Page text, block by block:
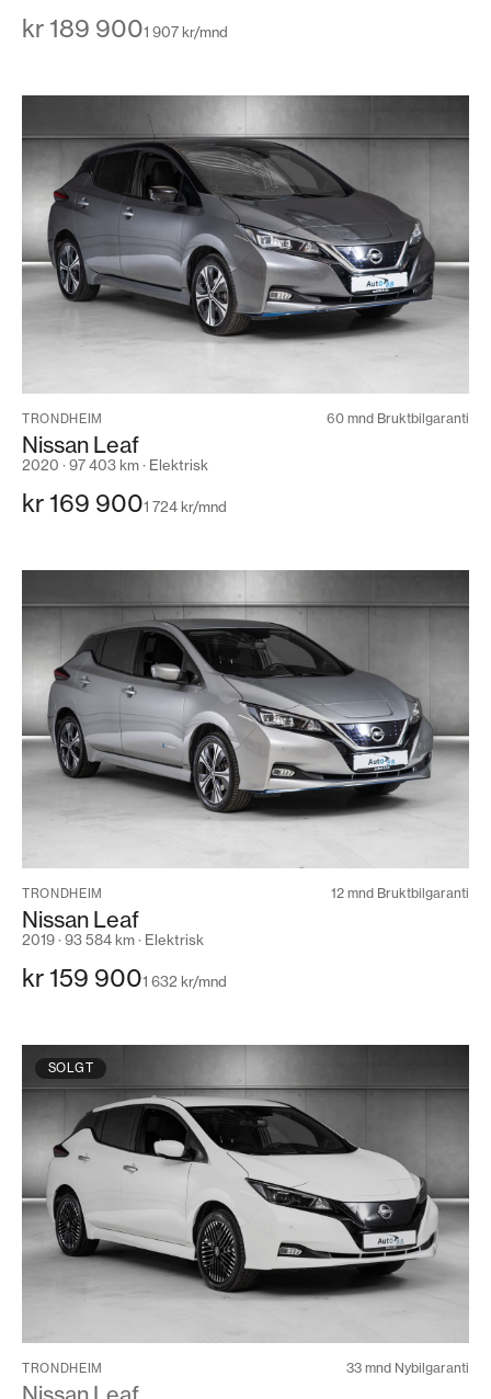
kr 189 9001 907 kr/mnd
TRONDHEIM 60 mnd Bruktbilgaranti
Nissan Leaf
2020 · 97 403 km · Elektrisk
kr 169 9001 724 kr/mnd
TRONDHEIM 12 mnd Bruktbilgaranti
Nissan Leaf
2019 · 93 584 km · Elektrisk
kr 159 9001 632 kr/mnd
SOLGT
TRONDHEIM 33 mnd Nybilgaranti